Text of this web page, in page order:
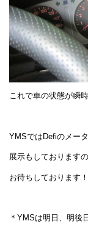
これで車の状態が瞬
YMSではDefiのメー
展示もしております
お待ちしております！
＊YMSは明日、明後